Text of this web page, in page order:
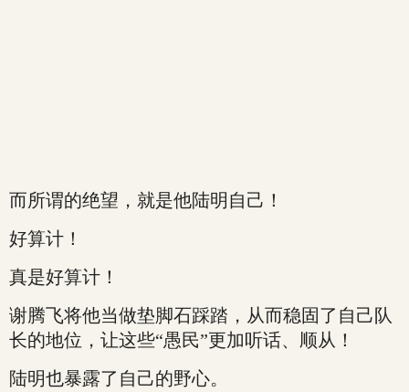
而所谓的绝望，就是他陆明自己！
好算计！
真是好算计！
谢腾飞将他当做垫脚石踩踏，从而稳固了自己队
长的地位，让这些“愚民”更加听话、顺从！
陆明也暴露了自己的野心。